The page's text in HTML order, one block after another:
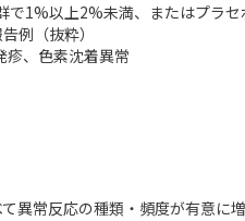
1%以上2%未満、またはプラセ
例（抜粋）
疹、色素沈着異常
異常反応の種類・頻度が有意に